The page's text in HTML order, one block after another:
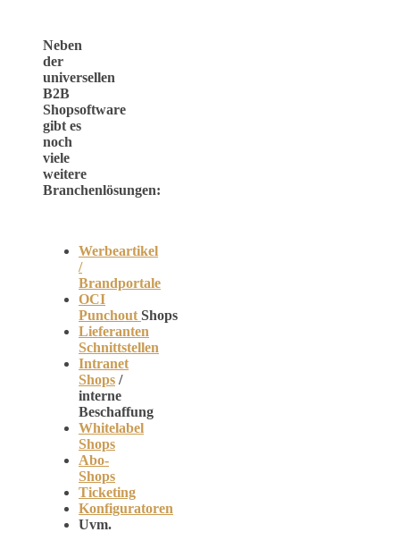
Neben
der
universellen
B2B
Shopsoftware
gibt es
noch
viele
weitere
Branchenlösungen:
Werbeartikel
/
Brandportale
OCI
Punchout Shops
Lieferanten
Schnittstellen
Intranet
Shops /
interne
Beschaffung
Whitelabel
Shops
Abo-
Shops
Ticketing
Konfiguratoren
Uvm.